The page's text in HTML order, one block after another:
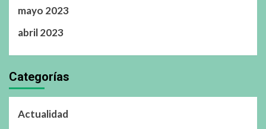
mayo 2023
abril 2023
Categorías
Actualidad